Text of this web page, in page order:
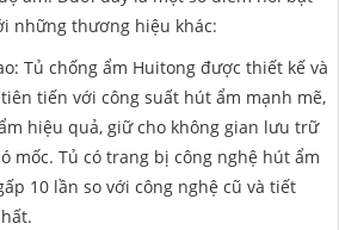
những thương hiệu khác:
Tủ chống ẩm Huitong được thiết kế và
tiến với công suất hút ẩm mạnh mẽ,
hiệu quả, giữ cho không gian lưu trữ
mốc. Tủ có trang bị công nghệ hút ẩm
10 lần so với công nghệ cũ và tiết